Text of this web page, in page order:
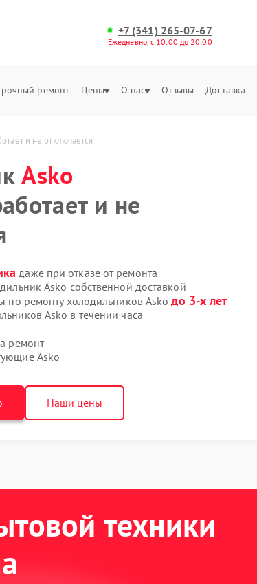
+7 (341) 265-07-67
Ежедневно, с 10:00 до 20:00
ремонт Цены О нас Отзывы Доставка
и не отключается
Asko
и не
даже при отказе от ремонта
Asko собственной доставкой
по ремонту холодильников Askoдо 3-х лет
Asko в течении часа
ремонт
Asko
Наши цены
техники